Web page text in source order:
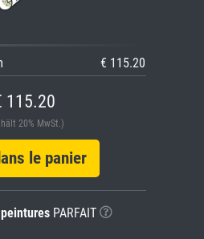
€ 115.20
115.20
20% MwSt.)
le panier
PARFAIT